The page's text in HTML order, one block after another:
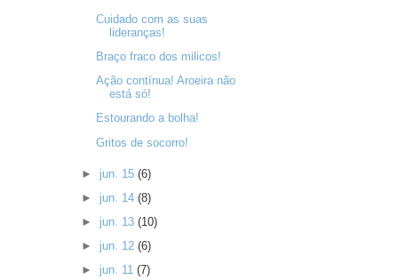
Cuidado com as suas
lideranças!
Braço fraco dos milicos!
Ação contínua! Aroeira não
está só!
Estourando a bolha!
Gritos de socorro!
► jun. 15 (6)
► jun. 14 (8)
► jun. 13 (10)
► jun. 12 (6)
► jun. 11 (7)